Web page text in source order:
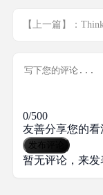
0/500
友善分享您的看
发布评论
暂无评论，来发